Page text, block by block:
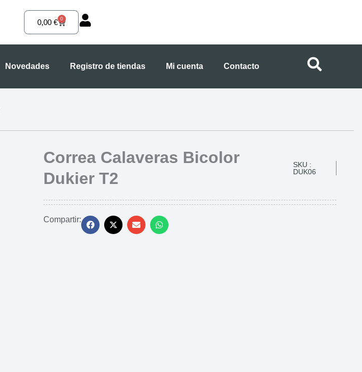
0,00 € 0
Carrito
Novedades Registro de tiendas Mi cuenta Contacto
Correa Calaveras Bicolor
Dukier T2
SKU :
DUK06
Compartir: